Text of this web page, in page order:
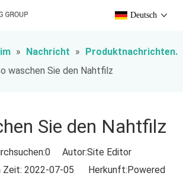
Deutsch
» Nachricht » Produktnachrichten.
waschen Sie den Nahtfilz
Sie den Nahtfilz
0 Autor:Site Editor
Zeit: 2022-07-05 Herkunft:Powered